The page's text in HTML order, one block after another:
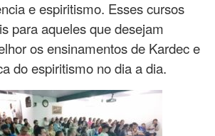
e espiritismo. Esses cursos
para aqueles que desejam
os ensinamentos de Kardec e
do espiritismo no dia a dia.